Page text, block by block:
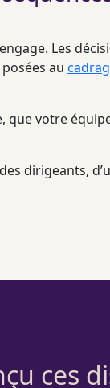
Les
au
que votre
dirigeants,
ces